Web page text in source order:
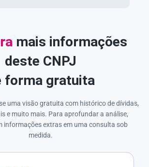
mais informações
deste CNPJ
forma gratuita
uma visão gratuita com histórico de dívidas,
e muito mais. Para aprofundar a análise,
informações extras em uma consulta sob
medida.